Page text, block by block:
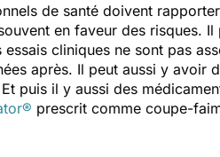
de santé doivent
en faveur des risques.
cliniques ne sont pas
après. Il peut aussi y
puis il y aussi des
prescrit comme coupe-